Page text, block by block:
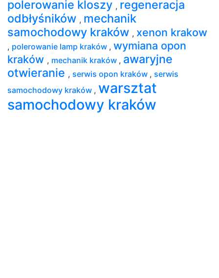
polerowanie kloszy , regeneracja
odbłyśników , mechanik
samochodowy kraków , xenon krakow
, polerowanie lamp kraków , wymiana opon
kraków , mechanik kraków , awaryjne
otwieranie , serwis opon kraków , serwis
samochodowy kraków , warsztat
samochodowy kraków